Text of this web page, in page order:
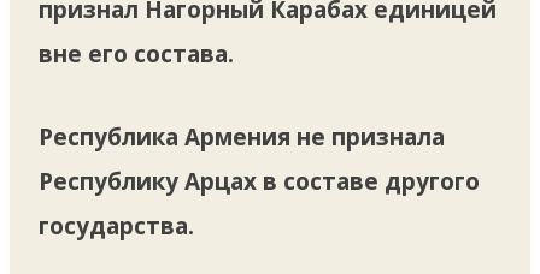
признал Нагорный Карабах единицей
вне его состава.
Республика Армения не признала
Республику Арцах в составе другого
государства.